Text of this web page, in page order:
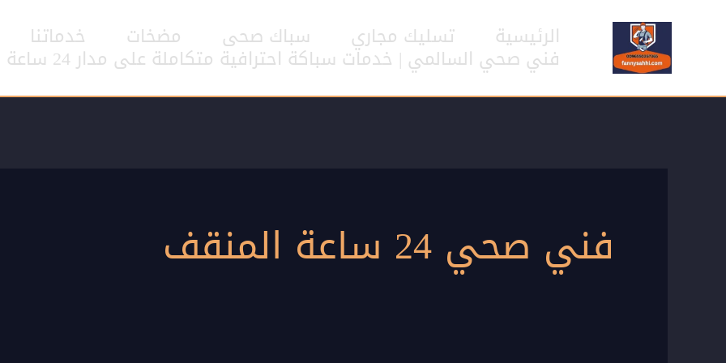
المحتوى
الرئيسية تسليك مجاري سباك صحى مضخات خدماتنا
فني صحي السالمي | خدمات سباكة احترافية متكاملة على مدار 24 ساعة
فني صحي 24 ساعة المنقف